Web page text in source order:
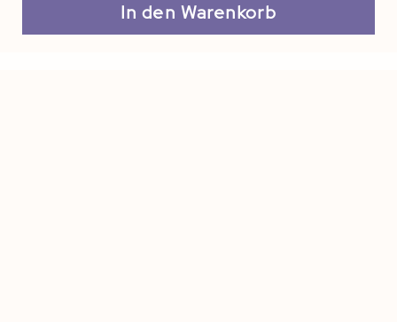
In den Warenkorb